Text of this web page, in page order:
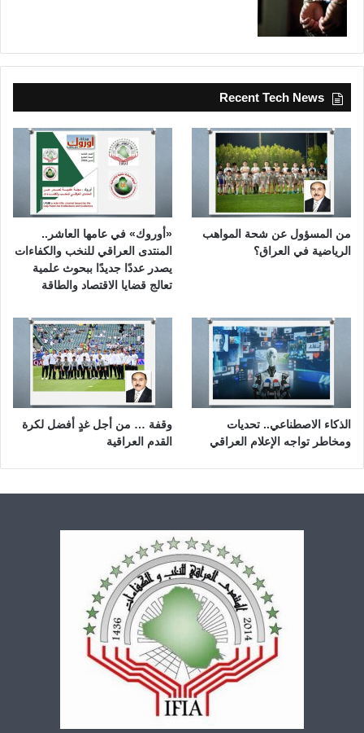
Recent Tech News
من المسؤول عن شحة المواهب
الرياضية في العراق؟
«أوروك» في عامها العاشر..
المنتدى العراقي للنخب والكفاءات
يصدر عددًا جديدًا ببحوث علمية
تعالج قضايا الاقتصاد والطاقة
الذكاء الاصطناعي.. تحديات
ومخاطر تواجه الإعلام العراقي
وقفة … من أجل غدٍ أفضل لكرة
القدم العراقية